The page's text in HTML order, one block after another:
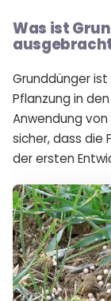
Was ist
Grunddünger
Pflanzung in
Anwendung
sicher, dass die
der ersten